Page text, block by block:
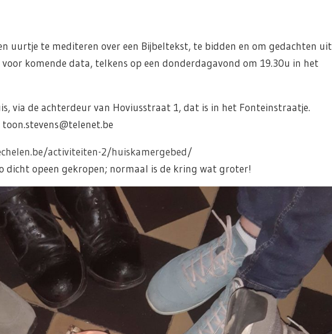
uurtje te mediteren over een Bijbeltekst, te bidden en om gedachten uit
voor komende data, telkens op een donderdagavond om 19.30u in het
via de achterdeur van Hoviusstraat 1, dat is in het Fonteinstraatje.
activiteiten-2/huiskamergebed/
dicht opeen gekropen; normaal is de kring wat groter!